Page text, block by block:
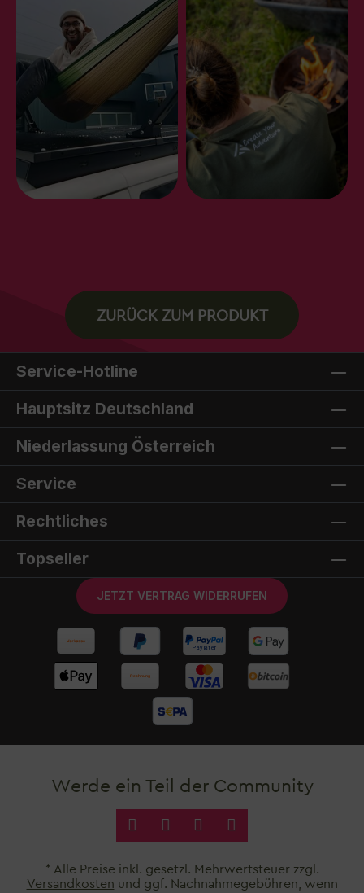
ZURÜCK ZUM PRODUKT
Service-Hotline
Hauptsitz Deutschland
Niederlassung Österreich
Service
Rechtliches
Topseller
JETZT VERTRAG WIDERRUFEN
Werde ein Teil der Community
* Alle Preise inkl. gesetzl. Mehrwertsteuer zzgl.
Versandkosten und ggf. Nachnahmegebühren, wenn